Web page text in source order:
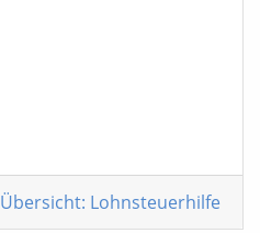
Übersicht: Lohnsteuerhilfe